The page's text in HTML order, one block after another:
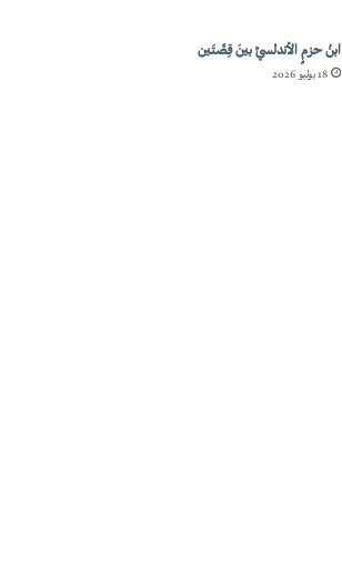
ابنُ حزمٍ الأندلسيِّ بينَ قِصَّتَين
18 يوليو 2026